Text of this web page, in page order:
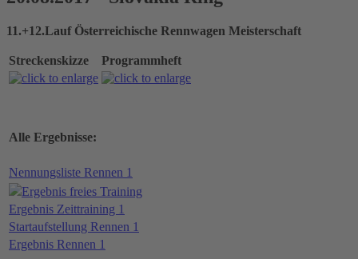
11.+12.Lauf Österreichische Rennwagen Meisterschaft
Streckenskizze Programmheft
Alle Ergebnisse:
Nennungsliste Rennen 1
Ergebnis freies Training
Ergebnis Zeittraining 1
Startaufstellung Rennen 1
Ergebnis Rennen 1